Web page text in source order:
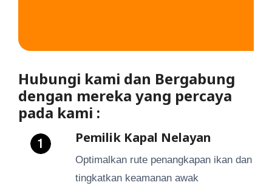
Hubungi kami dan Bergabung
dengan mereka yang percaya
pada kami :
Pemilik Kapal Nelayan
Optimalkan rute penangkapan ikan dan
tingkatkan keamanan awak